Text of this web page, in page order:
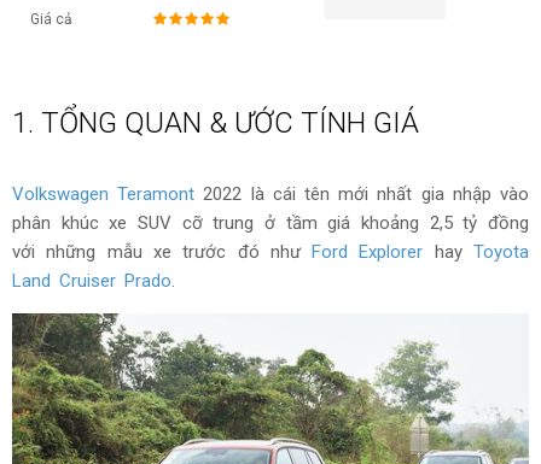
Giá cả
1. TỔNG QUAN & ƯỚC TÍNH GIÁ
Volkswagen Teramont 2022 là cái tên mới nhất gia nhập vào
phân khúc xe SUV cỡ trung ở tầm giá khoảng 2,5 tỷ đồng
với những mẫu xe trước đó nhưFord Explorer hayToyota
Land Cruiser Prado.